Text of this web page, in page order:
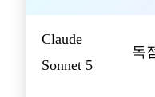
Claude
Sonnet 5
독